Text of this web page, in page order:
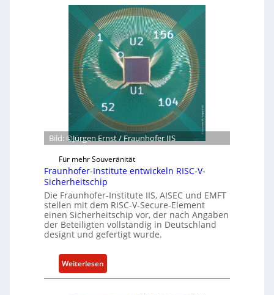
n
t
e
r
h
m
e
n
b
o
t
u
m
C
y
b
e
R
e
s
i
l
i
e
n
e
a
g
r
n
d
e
t
G
e
c
h
ä
f
t
s
e
i
h
Bild: ©Jürgen Ernst / Fraunhofer IIS
Für mehr Souveränität
Fraunhofer-Institute entwickeln RISC-V-
Sicherheitschip
Die Fraunhofer-Institute IIS, AISEC und EMFT
stellen mit dem RISC-V-Secure-Element
einen Sicherheitschip vor, der nach Angaben
der Beteiligten vollständig in Deutschland
designt und gefertigt wurde.
Weiterlesen
F